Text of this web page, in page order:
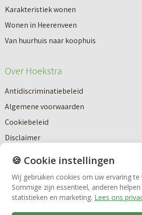
Nieuwbouw
Bedrijfsmakelaardij
Vastgoedbeheer
a
p
p
n
n
a
a
r
a
n
n
e
u
Karakteristiek wonen
Wonen in Heerenveen
Van huurhuis naar koophuis
Over Hoekstra
Antidiscriminatiebeleid
Algemene voorwaarden
Cookiebeleid
Disclaimer
Klachtenprocedure algemeen
Privacy Statement
Team Hoekstra
🍪 Cookie instellingen
Wij gebruiken cookies om uw ervaring te
Sommige zijn essentieel, anderen
statistieken en marketing. Lees ons